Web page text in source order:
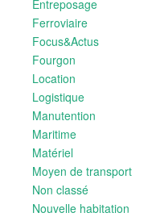
Entreposage
Ferroviaire
Focus&Actus
Fourgon
Location
Logistique
Manutention
Maritime
Matériel
Moyen de transport
Non classé
Nouvelle habitation